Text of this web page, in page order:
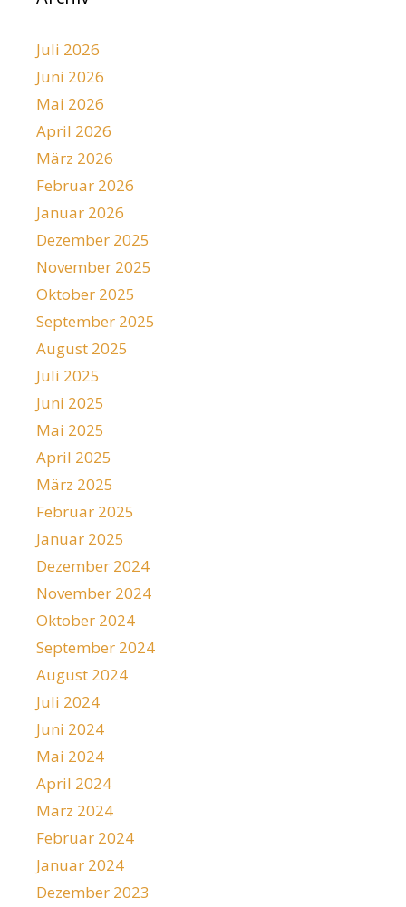
Juli 2026
Juni 2026
Mai 2026
April 2026
März 2026
Februar 2026
Januar 2026
Dezember 2025
November 2025
Oktober 2025
September 2025
August 2025
Juli 2025
Juni 2025
Mai 2025
April 2025
März 2025
Februar 2025
Januar 2025
Dezember 2024
November 2024
Oktober 2024
September 2024
August 2024
Juli 2024
Juni 2024
Mai 2024
April 2024
März 2024
Februar 2024
Januar 2024
Dezember 2023